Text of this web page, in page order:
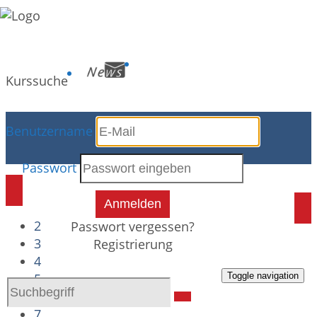
Kurssuche
Benutzername
Passwort
Anmelden
Passwort vergessen?
Registrierung
Toggle navigation
Raumübersicht
2
3
4
5
6